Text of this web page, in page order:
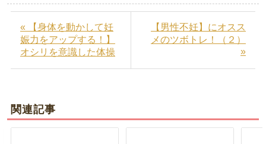
« 【身体を動かして妊
娠力をアップする！】
オシリを意識した体操
【男性不妊】にオスス
メのツボトレ！（２）
»
関連記事